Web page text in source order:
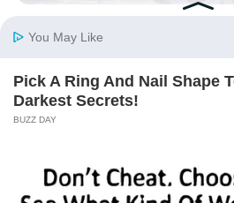
Ein Bananenbrot ohne Ei, das alle
18/03/2026